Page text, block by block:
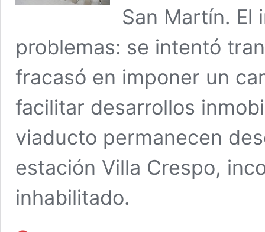
San Martín. El
problemas: se intentó
fracasó en imponer un
facilitar desarrollos
viaducto permanecen
estación Villa Crespo,
inhabilitado.